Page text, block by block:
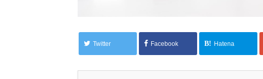
Twitter Facebook Hatena